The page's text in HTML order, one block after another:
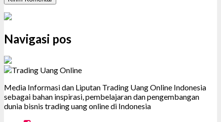
Navigasi pos
Media Informasi dan Liputan Trading Uang Online Indonesia
sebagai bahan inspirasi, pembelajaran dan pengembangan
dunia bisnis trading uang online di Indonesia